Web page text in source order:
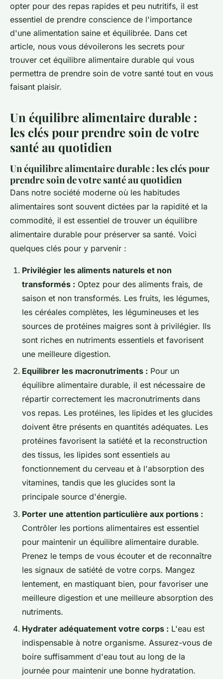
opter pour des repas rapides et peu nutritifs, il est
essentiel de prendre conscience de l'importance
d'une alimentation saine et équilibrée. Dans cet
article, nous vous dévoilerons les secrets pour
trouver cet équilibre alimentaire durable qui vous
permettra de prendre soin de votre santé tout en vous
faisant plaisir.
Un équilibre alimentaire durable :
les clés pour prendre soin de votre
santé au quotidien
Un équilibre alimentaire durable : les clés pour
prendre soin de votre santé au quotidien
Dans notre société moderne où les habitudes
alimentaires sont souvent dictées par la rapidité et la
commodité, il est essentiel de trouver un équilibre
alimentaire durable pour préserver sa santé. Voici
quelques clés pour y parvenir :
Privilégier les aliments naturels et non
transformés : Optez pour des aliments frais, de
saison et non transformés. Les fruits, les légumes,
les céréales complètes, les légumineuses et les
sources de protéines maigres sont à privilégier. Ils
sont riches en nutriments essentiels et favorisent
une meilleure digestion.
Equilibrer les macronutriments : Pour un
équilibre alimentaire durable, il est nécessaire de
répartir correctement les macronutriments dans
vos repas. Les protéines, les lipides et les glucides
doivent être présents en quantités adéquates. Les
protéines favorisent la satiété et la reconstruction
des tissus, les lipides sont essentiels au
fonctionnement du cerveau et à l'absorption des
vitamines, tandis que les glucides sont la
principale source d'énergie.
Porter une attention particulière aux portions :
Contrôler les portions alimentaires est essentiel
pour maintenir un équilibre alimentaire durable.
Prenez le temps de vous écouter et de reconnaître
les signaux de satiété de votre corps. Mangez
lentement, en mastiquant bien, pour favoriser une
meilleure digestion et une meilleure absorption des
nutriments.
Hydrater adéquatement votre corps : L'eau est
indispensable à notre organisme. Assurez-vous de
boire suffisamment d'eau tout au long de la
journée pour maintenir une bonne hydratation.